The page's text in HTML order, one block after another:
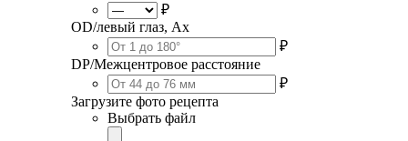
₽
OD/левый глаз, Ax
₽
DP/Межцентровое расстояние
₽
Загрузите фото рецепта
Выбрать файл